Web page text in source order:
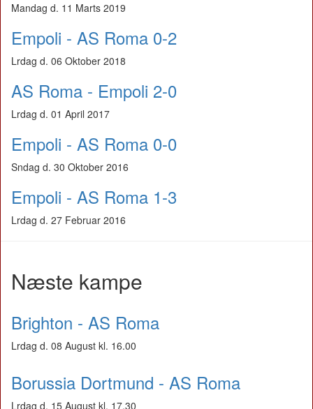
Mandag d. 11 Marts 2019
Empoli - AS Roma 0-2
Lrdag d. 06 Oktober 2018
AS Roma - Empoli 2-0
Lrdag d. 01 April 2017
Empoli - AS Roma 0-0
Sndag d. 30 Oktober 2016
Empoli - AS Roma 1-3
Lrdag d. 27 Februar 2016
Næste kampe
Brighton - AS Roma
Lrdag d. 08 August kl. 16.00
Borussia Dortmund - AS Roma
Lrdag d. 15 August kl. 17.30